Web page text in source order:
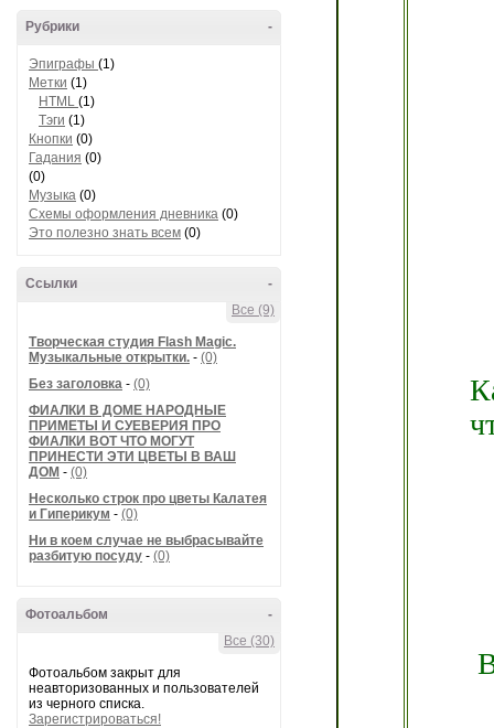
-
Рубрики
Эпиграфы (1)
Метки (1)
НTML (1)
Тэги (1)
Кнопки (0)
Гадания (0)
(0)
Музыка (0)
Схемы оформления дневника (0)
Это полезно знать всем (0)
-
Ссылки
Все (9)
Творческая студия Flash Magic.
Музыкальные открытки. - (0)
Без заголовка - (0)
ФИАЛКИ В ДОМЕ НАРОДНЫЕ
ПРИМЕТЫ И СУЕВЕРИЯ ПРО
ФИАЛКИ ВОТ ЧТО МОГУТ
ПРИНЕСТИ ЭТИ ЦВЕТЫ В ВАШ
ДОМ - (0)
Несколько строк про цветы Калатея
и Гиперикум - (0)
Ни в коем случае не выбрасывайте
разбитую посуду - (0)
-
Фотоальбом
Все (30)
Фотоальбом закрыт для
неавторизованных и пользователей
из черного списка.
Зарегистрироваться!